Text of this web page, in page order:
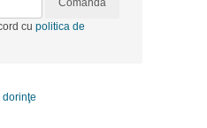
cu politica de